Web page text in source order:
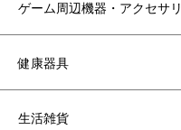
ゲーム周辺機器・アクセサリ
健康器具
生活雑貨